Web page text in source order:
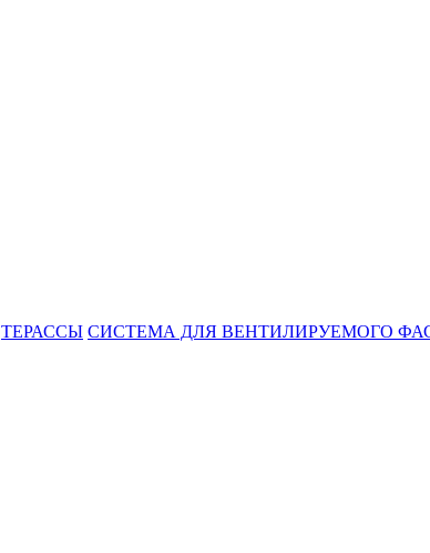
ТЕРАССЫ СИСТЕМА ДЛЯ ВЕНТИЛИРУЕМОГО